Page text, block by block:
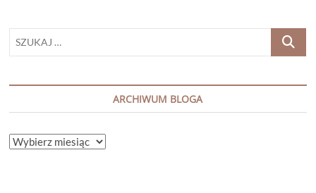
SZUKAJ
ARCHIWUM BLOGA
ARCHIWUM